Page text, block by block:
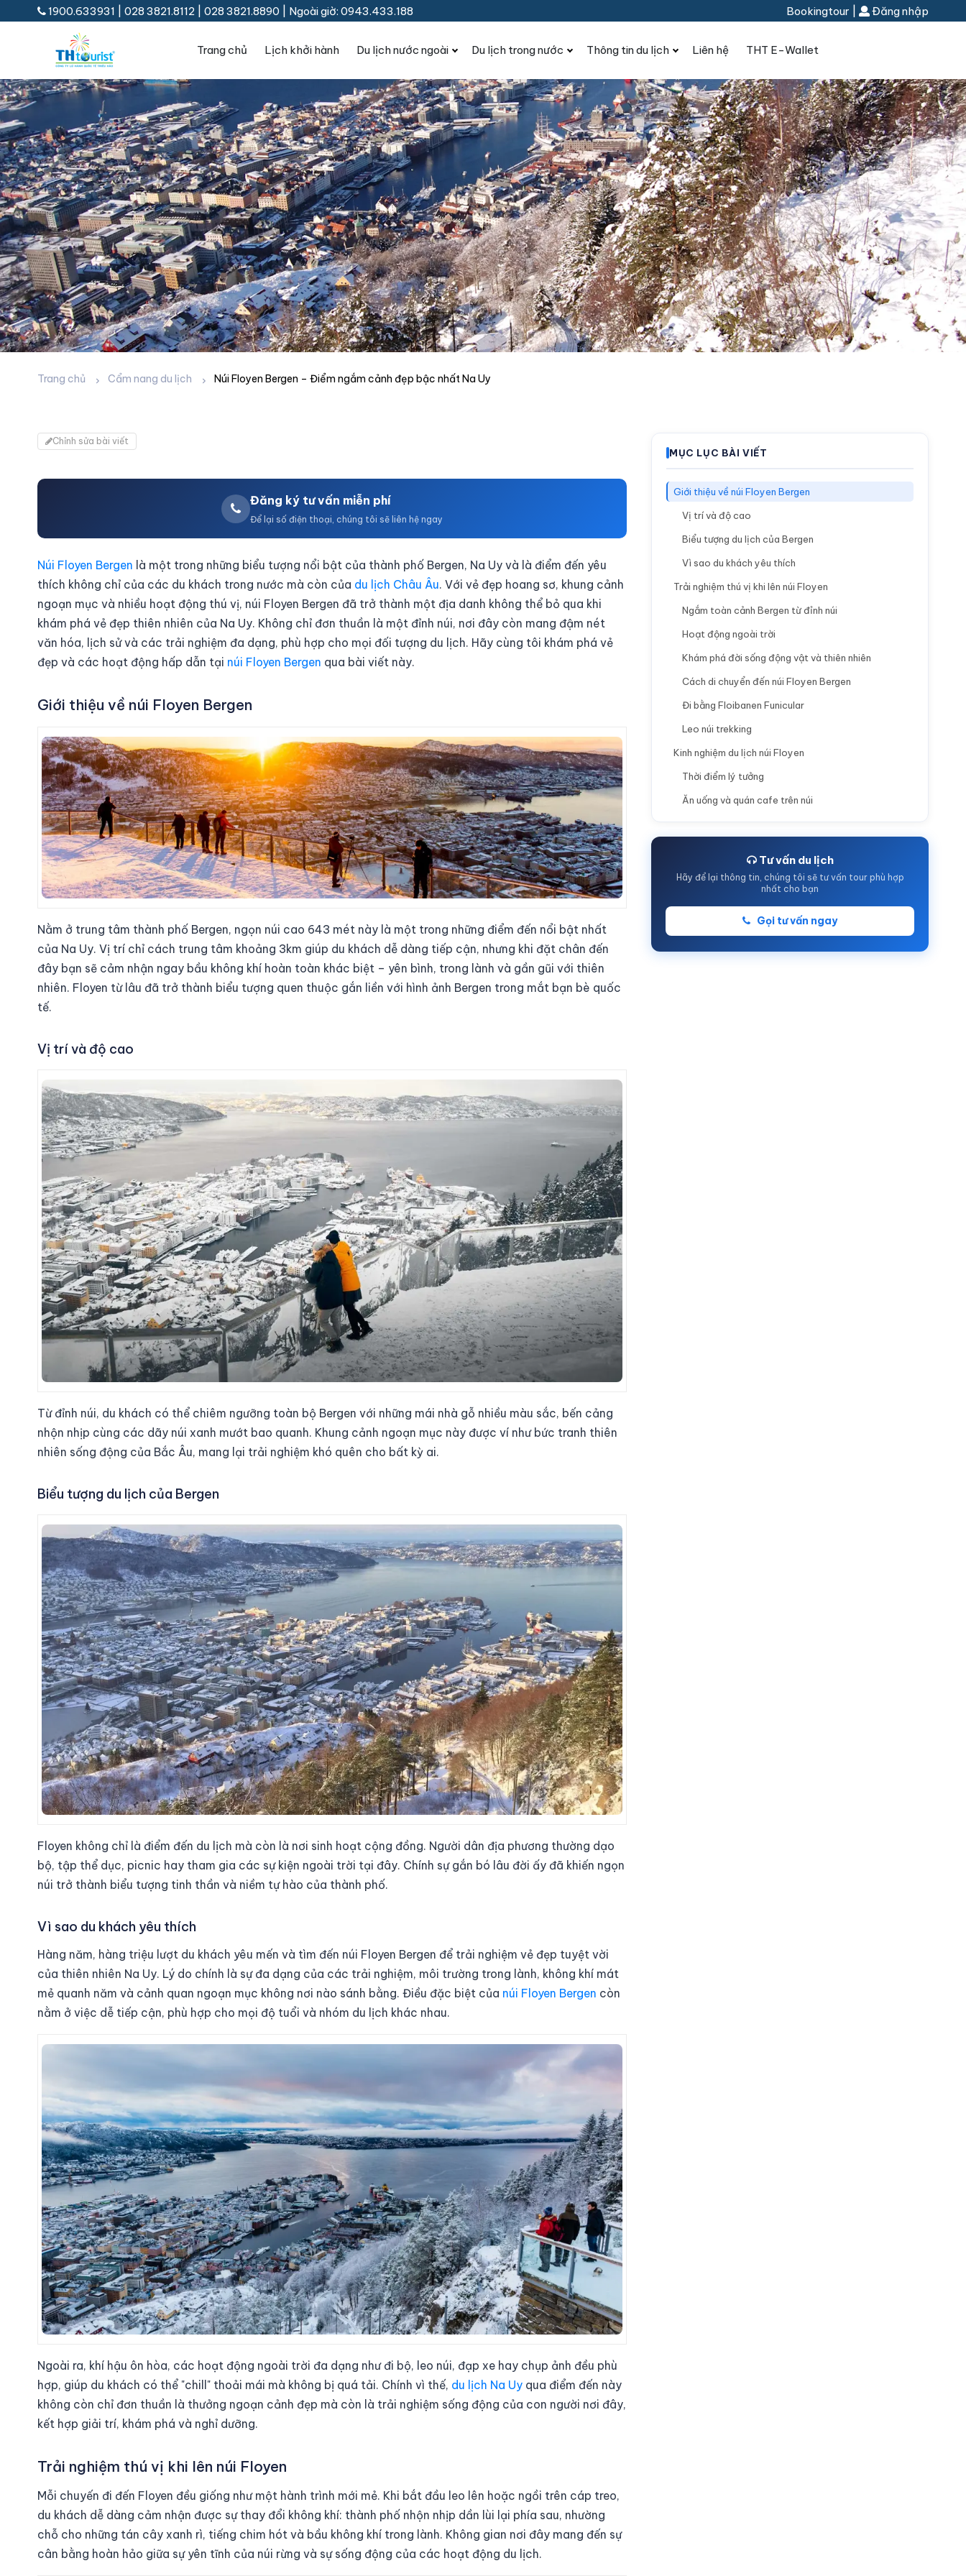
1900.633931 028 3821.8112 028 3821.8890 Ngoài giờ: 0943.433.188 Bookingtour Đăng nhập
Trang chủ Lịch khởi hành Du lịch nước ngoài Du lịch trong nước Thông tin du lịch Liên hệ THT E-Wallet
Núi Floyen Bergen – Điểm ngắm cảnh đẹp bậc nhất Na
Trang chủ Cẩm nang du lịch Núi Floyen Bergen – Điểm ngắm cảnh đẹp bậc nhất Na Uy
Chỉnh sửa bài viết
Đăng ký tư vấn miễn phí
Để lại số điện thoại, chúng tôi sẽ liên hệ ngay
Núi Floyen Bergen là một trong những biểu tượng nổi bật của thành phố Bergen, Na Uy và là điểm đến yêu
thích không chỉ của các du khách trong nước mà còn của du lịch Châu Âu. Với vẻ đẹp hoang sơ, khung cảnh
ngoạn mục và nhiều hoạt động thú vị, núi Floyen Bergen đã trở thành một địa danh không thể bỏ qua khi
khám phá vẻ đẹp thiên nhiên của Na Uy. Không chỉ đơn thuần là một đỉnh núi, nơi đây còn mang đậm nét
văn hóa, lịch sử và các trải nghiệm đa dạng, phù hợp cho mọi đối tượng du lịch. Hãy cùng tôi khám phá vẻ
đẹp và các hoạt động hấp dẫn tại núi Floyen Bergen qua bài viết này.
Giới thiệu về núi Floyen Bergen
Nằm ở trung tâm thành phố Bergen, ngọn núi cao 643 mét này là một trong những điểm đến nổi bật nhất
của Na Uy. Vị trí chỉ cách trung tâm khoảng 3km giúp du khách dễ dàng tiếp cận, nhưng khi đặt chân đến
đây bạn sẽ cảm nhận ngay bầu không khí hoàn toàn khác biệt – yên bình, trong lành và gần gũi với thiên
nhiên. Floyen từ lâu đã trở thành biểu tượng quen thuộc gắn liền với hình ảnh Bergen trong mắt bạn bè quốc
tế.
Vị trí và độ cao
Từ đỉnh núi, du khách có thể chiêm ngưỡng toàn bộ Bergen với những mái nhà gỗ nhiều màu sắc, bến cảng
nhộn nhịp cùng các dãy núi xanh mướt bao quanh. Khung cảnh ngoạn mục này được ví như bức tranh thiên
nhiên sống động của Bắc Âu, mang lại trải nghiệm khó quên cho bất kỳ ai.
Biểu tượng du lịch của Bergen
Floyen không chỉ là điểm đến du lịch mà còn là nơi sinh hoạt cộng đồng. Người dân địa phương thường dạo
bộ, tập thể dục, picnic hay tham gia các sự kiện ngoài trời tại đây. Chính sự gắn bó lâu đời ấy đã khiến ngọn
núi trở thành biểu tượng tinh thần và niềm tự hào của thành phố.
Vì sao du khách yêu thích
Hàng năm, hàng triệu lượt du khách yêu mến và tìm đến núi Floyen Bergen để trải nghiệm vẻ đẹp tuyệt vời
của thiên nhiên Na Uy. Lý do chính là sự đa dạng của các trải nghiệm, môi trường trong lành, không khí mát
mẻ quanh năm và cảnh quan ngoạn mục không nơi nào sánh bằng. Điều đặc biệt của núi Floyen Bergen còn
nằm ở việc dễ tiếp cận, phù hợp cho mọi độ tuổi và nhóm du lịch khác nhau.
Ngoài ra, khí hậu ôn hòa, các hoạt động ngoài trời đa dạng như đi bộ, leo núi, đạp xe hay chụp ảnh đều phù
hợp, giúp du khách có thể "chill" thoải mái mà không bị quá tải. Chính vì thế, du lịch Na Uy qua điểm đến này
không còn chỉ đơn thuần là thưởng ngoạn cảnh đẹp mà còn là trải nghiệm sống động của con người nơi đây,
kết hợp giải trí, khám phá và nghỉ dưỡng.
Trải nghiệm thú vị khi lên núi Floyen
Mỗi chuyến đi đến Floyen đều giống như một hành trình mới mẻ. Khi bắt đầu leo lên hoặc ngồi trên cáp treo,
du khách dễ dàng cảm nhận được sự thay đổi không khí: thành phố nhộn nhịp dần lùi lại phía sau, nhường
chỗ cho những tán cây xanh rì, tiếng chim hót và bầu không khí trong lành. Không gian nơi đây mang đến sự
cân bằng hoàn hảo giữa sự yên tĩnh của núi rừng và sự sống động của các hoạt động du lịch.
MỤC LỤC BÀI VIẾT
Giới thiệu về núi Floyen Bergen
Vị trí và độ cao
Biểu tượng du lịch của Bergen
Vì sao du khách yêu thích
Trải nghiệm thú vị khi lên núi Floyen
Ngắm toàn cảnh Bergen từ đỉnh núi
Hoạt động ngoài trời
Khám phá đời sống động vật và thiên nhiên
Cách di chuyển đến núi Floyen Bergen
Đi bằng Floibanen Funicular
Leo núi trekking
Kinh nghiệm du lịch núi Floyen
Thời điểm lý tưởng
Ăn uống và quán cafe trên núi
Tư vấn du lịch
Hãy để lại thông tin, chúng tôi sẽ tư vấn tour phù hợp
nhất cho bạn
Gọi tư vấn ngay